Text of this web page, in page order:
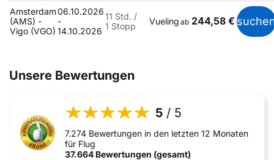
Amsterdam
(AMS) -
Vigo (VGO)
06.10.2026
-
14.10.2026
11 Std. /
1 Stopp
Vueling ab 244,58 €
Unsere Bewertungen
5 / 5
7.274 Bewertungen in den letzten 12 Monaten
für Flug
37.664 Bewertungen (gesamt)